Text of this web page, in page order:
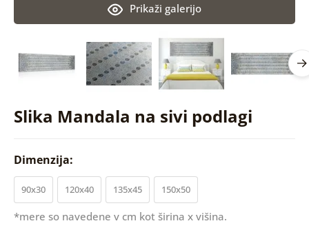
Slika Mandala na sivi podlagi
Prikaži galerijo
Dimenzija:
90x30 120x40 135x45 150x50
*mere so navedene v cm kot širina x višina.